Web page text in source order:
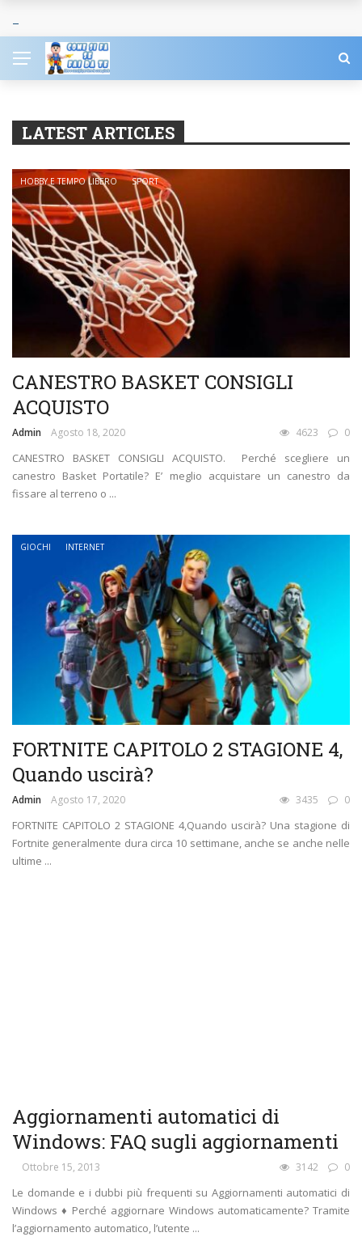
LATEST ARTICLES
HOBBY E TEMPO LIBERO SPORT
CANESTRO BASKET CONSIGLI
ACQUISTO
Admin Agosto 18, 2020 4623 0
CANESTRO BASKET CONSIGLI ACQUISTO. Perché scegliere un
canestro Basket Portatile? E’ meglio acquistare un canestro da
fissare al terreno o ...
GIOCHI INTERNET
FORTNITE CAPITOLO 2 STAGIONE 4,
Quando uscirà?
Admin Agosto 17, 2020 3435 0
FORTNITE CAPITOLO 2 STAGIONE 4,Quando uscirà? Una stagione di
Fortnite generalmente dura circa 10 settimane, anche se anche nelle
ultime ...
Aggiornamenti automatici di
Windows: FAQ sugli aggiornamenti
Ottobre 15, 2013 3142 0
Le domande e i dubbi più frequenti su Aggiornamenti automatici di
Windows ♦ Perché aggiornare Windows automaticamente? Tramite
l’aggiornamento automatico, l’utente ...